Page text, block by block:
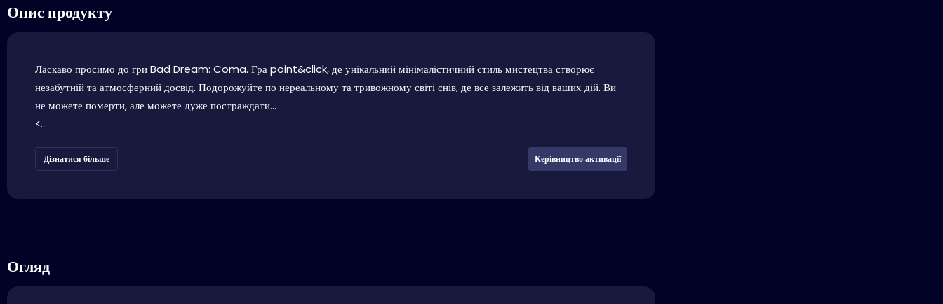
Опис продукту
Ласкаво просимо до гри Bad Dream: Coma. Гра point&click, де унікальний мінімалістичний стиль мистецтва створює
незабутній та атмосферний досвід. Подорожуйте по нереальному та тривожному світі снів, де все залежить від ваших дій. Ви
не можете померти, але можете дуже постраждати...
<...
Дізнатися більше Керівництво активації
Огляд